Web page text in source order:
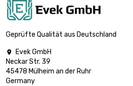
Länge : 1 Meter
Durchmesser : 15mm
Geprüfte Qualität aus Deutschland

Evek GmbH
Neckar Str. 39
45478 Mülheim an der Ruhr
Germany